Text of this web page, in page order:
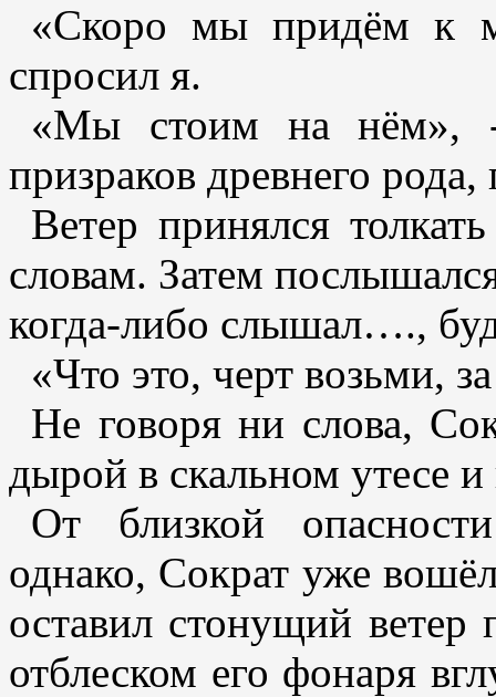
«Скоро мы придём к
спросил я.
«Мы стоим на нём»,
призраков древнего
Ветер принялся
словам. Затем
когда-либо слышал….,
«Что это, черт возьми,
Не говоря ни слова,
дырой в скальном утесе
От близкой
однако, Сократ уже
оставил стонущий ветер
отблеском его фонаря